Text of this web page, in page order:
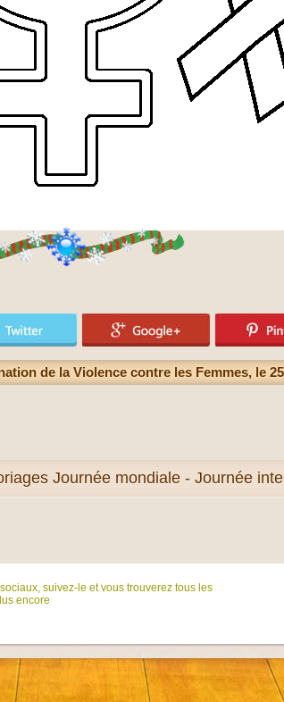
de la Violence contre les Femmes, le
Journée mondiale - Journée
suivez-le et vous trouverez tous les
encore